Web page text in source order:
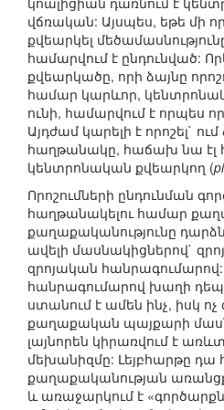
վճռական: Այսպես, եթե մի
քվեարկել
համարվում է ընդունված:
քվեարկածը, որի ձայնը
համար կարևոր,
ունի, համարվում է որպես
Այդժամ կարելի է որոշել` ում
հաղթանակը, հաճախ նա էլ
կենտրոնական քվեարկող (
Որոշումների ընդունման
հաղթանակելու համար
քաղաքականությունը
ավելի մասնակիցներով`
զրոյական
հանրագումարով խաղի
ստանում է ամեն ինչ, իսկ
քաղաքական պայքարի
լայնորեն կիրառվում է
մեխանիզմը: Լեյբհարթը դա
քաղաքականության
և առաջարկում է